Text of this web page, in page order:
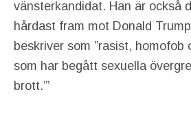
vänsterkandidat. Han är också
hårdast fram mot Donald
beskriver som ”rasist, homofob
som har begått sexuella
brott.”’